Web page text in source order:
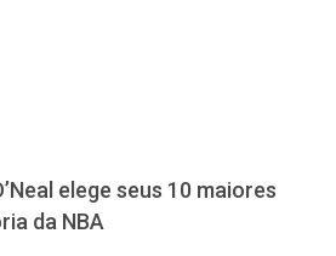
elege seus 10 maiores
da NBA